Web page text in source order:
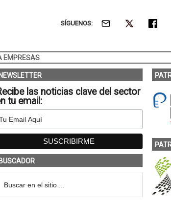
SÍGUENOS:
EMPRESAS
NEWSLETTER
las noticias clave del sector
tu email:
BUSCADOR